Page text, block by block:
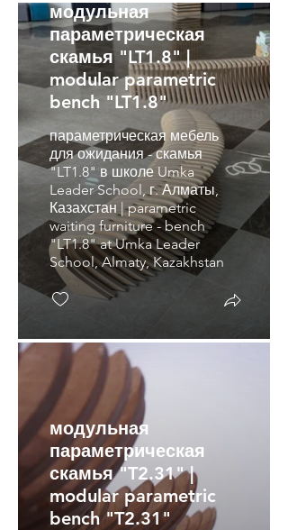
модульная
параметрическая
скамья "LT1.8" |
modular parametric
bench "LT1.8"
параметрическая мебель
для ожидания - скамья
"LT1.8" в школе Umka
Leader School, г. Алматы,
Казахстан | parametric
waiting furniture - bench
"LT1.8" at Umka Leader
School, Almaty, Kazakhstan
модульная
параметрическая
скамья "T2.31" |
modular parametric
bench "T2.31"